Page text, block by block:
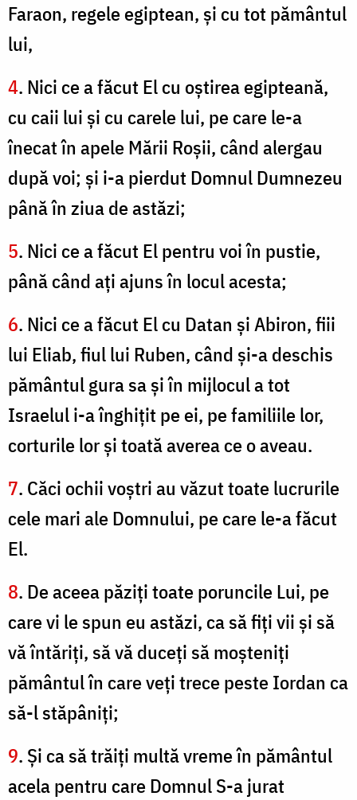
Faraon, regele egiptean, şi cu tot pământul
lui,
4. Nici ce a făcut El cu oştirea egipteană,
cu caii lui şi cu carele lui, pe care le-a
înecat în apele Mării Roşii, când alergau
după voi; şi i-a pierdut Domnul Dumnezeu
până în ziua de astăzi;
5. Nici ce a făcut El pentru voi în pustie,
până când aţi ajuns în locul acesta;
6. Nici ce a făcut El cu Datan şi Abiron, fiii
lui Eliab, fiul lui Ruben, când şi-a deschis
pământul gura sa şi în mijlocul a tot
Israelul i-a înghiţit pe ei, pe familiile lor,
corturile lor şi toată averea ce o aveau.
7. Căci ochii voştri au văzut toate lucrurile
cele mari ale Domnului, pe care le-a făcut
El.
8. De aceea păziţi toate poruncile Lui, pe
care vi le spun eu astăzi, ca să fiţi vii şi să
vă întăriţi, să vă duceţi să moşteniţi
pământul în care veţi trece peste Iordan ca
să-l stăpâniţi;
9. Şi ca să trăiţi multă vreme în pământul
acela pentru care Domnul S-a jurat